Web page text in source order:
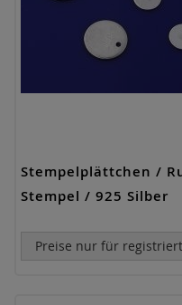
Stempelplättchen /
Stempel / 925 Silber
Preise nur für